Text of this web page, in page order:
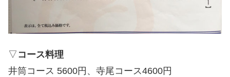
▽ コース料理
井筒コース 5600円、寺尾コース4600円